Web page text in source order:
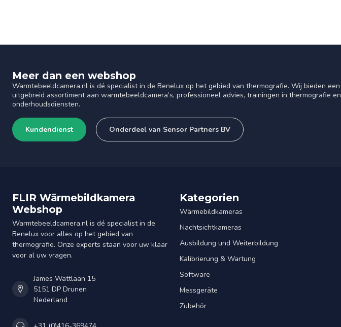
Meer dan een webshop
Warmtebeeldcamera.nl is dé specialist in de Benelux op het gebied van thermografie. Wij bieden een
uitgebreid assortiment aan warmtebeeldcamera’s, professioneel advies, trainingen in thermografie en
onderhoudsdiensten.
Kundendienst Onderdeel van Sensor Partners BV
FLIR Wärmebildkamera
Webshop
Warmtebeeldcamera.nl is dé specialist in de
Benelux voor alles op het gebied van
thermografie. Onze experts staan voor uw klaar
voor al uw vragen.
James Wattlaan 15
5151 DP Drunen
Nederland
Kategorien
Wärmebildkameras
Nachtsichtkameras
Ausbildung und Weiterbildung
Kalibrierung & Wartung
Software
Messgeräte
Zubehör